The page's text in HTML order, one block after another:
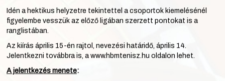
Idén a hektikus helyzetre tekintettel a csoportok kiemelésénél
figyelembe vesszük az előző ligában szerzett pontokat is a
ranglistában.
Az kiírás április 15-én rajtol, nevezési határidő, április 14.
Jelentkezni továbbra is, a www.hbmtenisz.hu oldalon lehet.
A jelentkezés menete: